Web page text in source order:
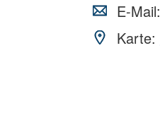
E-Mail:
Karte: